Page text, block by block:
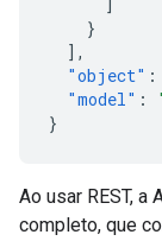
}
],
"object" :
"model" :
}
Ao usar REST, a
completo, que